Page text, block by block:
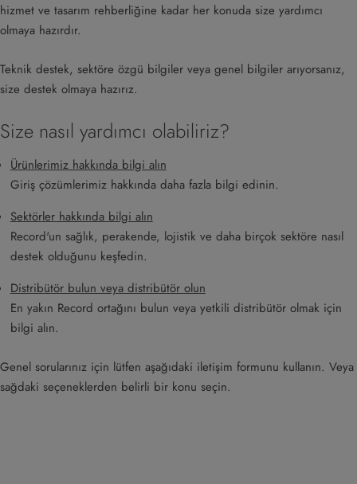
hizmet ve tasarım rehberliğine kadar her konuda size yardımcı
olmaya hazırdır.
Teknik destek, sektöre özgü bilgiler veya genel bilgiler arıyorsanız,
size destek olmaya hazırız.
Size nasıl yardımcı olabiliriz?
Ürünlerimiz hakkında bilgi alın
Giriş çözümlerimiz hakkında daha fazla bilgi edinin.
Sektörler hakkında bilgi alın
Record'un sağlık, perakende, lojistik ve daha birçok sektöre nasıl
destek olduğunu keşfedin.
Distribütör bulun veya distribütör olun
En yakın Record ortağını bulun veya yetkili distribütör olmak için
bilgi alın.
Genel sorularınız için lütfen aşağıdaki iletişim formunu kullanın. Veya
sağdaki seçeneklerden belirli bir konu seçin.